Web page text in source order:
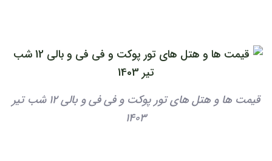
قیمت ها و هتل های تور پوکت و فی فی و بالی 12 شب تیر
1403